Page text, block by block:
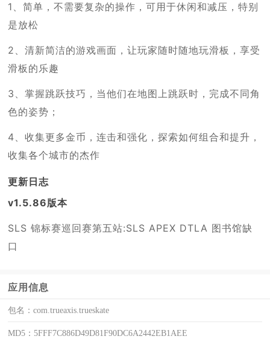
1、简单，不需要复杂的操作，可用于休闲和减压，特别
是放松
2、清新简洁的游戏画面，让玩家随时随地玩滑板，享受
滑板的乐趣
3、掌握跳跃技巧，当他们在地图上跳跃时，完成不同角
色的姿势；
4、收集更多金币，连击和强化，探索如何组合和提升，
收集各个城市的杰作
更新日志
v1.5.86版本
SLS 锦标赛巡回赛第五站:SLS APEX DTLA 图书馆缺
口
应用信息
包名：com.trueaxis.trueskate
MD5： 5FFF7C886D49D81F90DC6A2442EB1AEE